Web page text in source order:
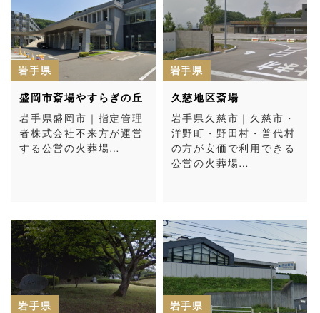
岩手県
盛岡市斎場やすらぎの丘
岩手県盛岡市｜指定管理
者株式会社不来方が運営
する公営の火葬場…
岩手県
久慈地区斎場
岩手県久慈市｜久慈市・
洋野町・野田村・普代村
の方が安価で利用できる
公営の火葬場…
岩手県 岩手県